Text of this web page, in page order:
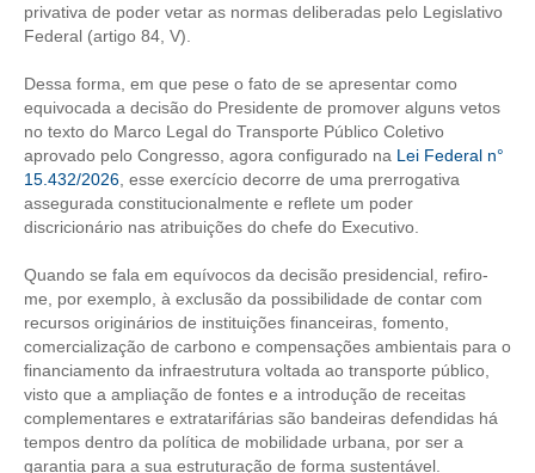
FGTS CORREÇÃO
LEGISLAÇÃO
LEI 4.950-A/1966 – PISO SALARIAL
LEI 5.194/1966 – REGULAMENTAÇÃO DA PROFISSÃO
LEI 6.496/1977 – ART
RES 1.002/2002 – CÓDIGO DE ÉTICA
HOMOLOGAÇÕES
PISO SALARIAL
FIQUE POR DENTRO
privativa de poder vetar as normas deliberadas pelo Legislativo
Federal (artigo 84, V).
Dessa forma, em que pese o fato de se apresentar como
equivocada a decisão do Presidente de promover alguns vetos
no texto do Marco Legal do Transporte Público Coletivo
aprovado pelo Congresso, agora configurado na Lei Federal n°
15.432/2026, esse exercício decorre de uma prerrogativa
assegurada constitucionalmente e reflete um poder
discricionário nas atribuições do chefe do Executivo.
Quando se fala em equívocos da decisão presidencial, refiro-
me, por exemplo, à exclusão da possibilidade de contar com
recursos originários de instituições financeiras, fomento,
comercialização de carbono e compensações ambientais para o
financiamento da infraestrutura voltada ao transporte público,
visto que a ampliação de fontes e a introdução de receitas
complementares e extratarifárias são bandeiras defendidas há
tempos dentro da política de mobilidade urbana, por ser a
garantia para a sua estruturação de forma sustentável.